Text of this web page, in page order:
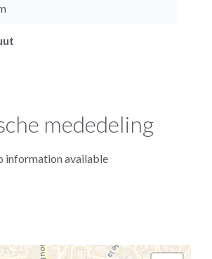
mededeling
information available